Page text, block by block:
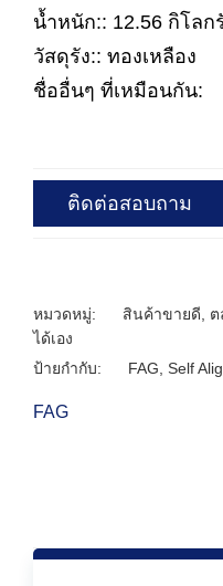
น้ำหนัก:: 12.56 กิโลก
วัสดุรัง:: ทองเหลือง
ชื่ออื่นๆ ที่เหมือนกัน:
ติดต่อสอบถาม
หมวดหมู่: สินค้าขายดี
ต
ได้เอง
ป้ายกำกับ:
FAG Self
FAG